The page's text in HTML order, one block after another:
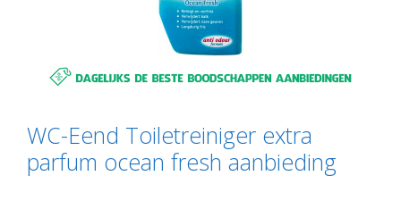
WC-Eend Toiletreiniger extra
parfum ocean fresh aanbieding